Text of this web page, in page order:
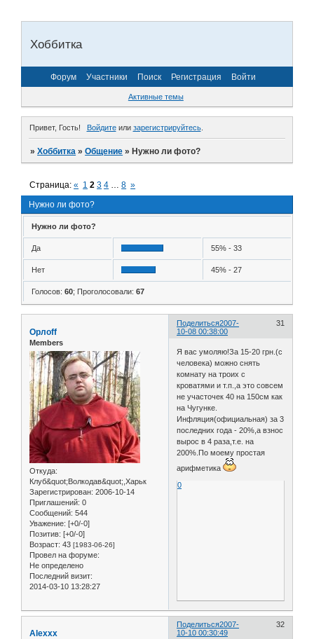
Хоббитка
Форум Участники Поиск Регистрация Войти
Активные темы
Привет, Гость! Войдитеили зарегистрируйтесь.
»Хоббитка »Общение »Нужно ли фото?
Нужно ли фото?
Страница:« 1 2 3 4 … 8 »
Нужно ли фото?
Да 55% - 33
Нет 45% - 27
Голосов: 60; Проголосовали: 67
Поделиться 31
2007-
10-08 00:38:00
Орлоff
Members
Откуда:
Клуб&quot;Волкодав&quot;,Харьк
Зарегистрирован: 2006-10-14
Приглашений: 0
Сообщений: 544
Уважение: [+0/-0]
Позитив: [+0/-0]
Возраст: 43 [1983-06-26]
Провел на форуме:
Не определено
Последний визит:
2014-03-10 13:28:27
Я вас умоляю!За 15-20 грн.(с
человека) можно снять
комнату на троих с
кроватями и т.п.,а это совсем
не участочек 40 на 150см как
на Чугунке.
Инфляция(официальная) за 3
последних года - 20%,а взнос
вырос в 4 раза,т.е. на
200%.По моему простая
арифметика
0
Поделиться 32
2007-
10-10 00:30:49
Alexxx